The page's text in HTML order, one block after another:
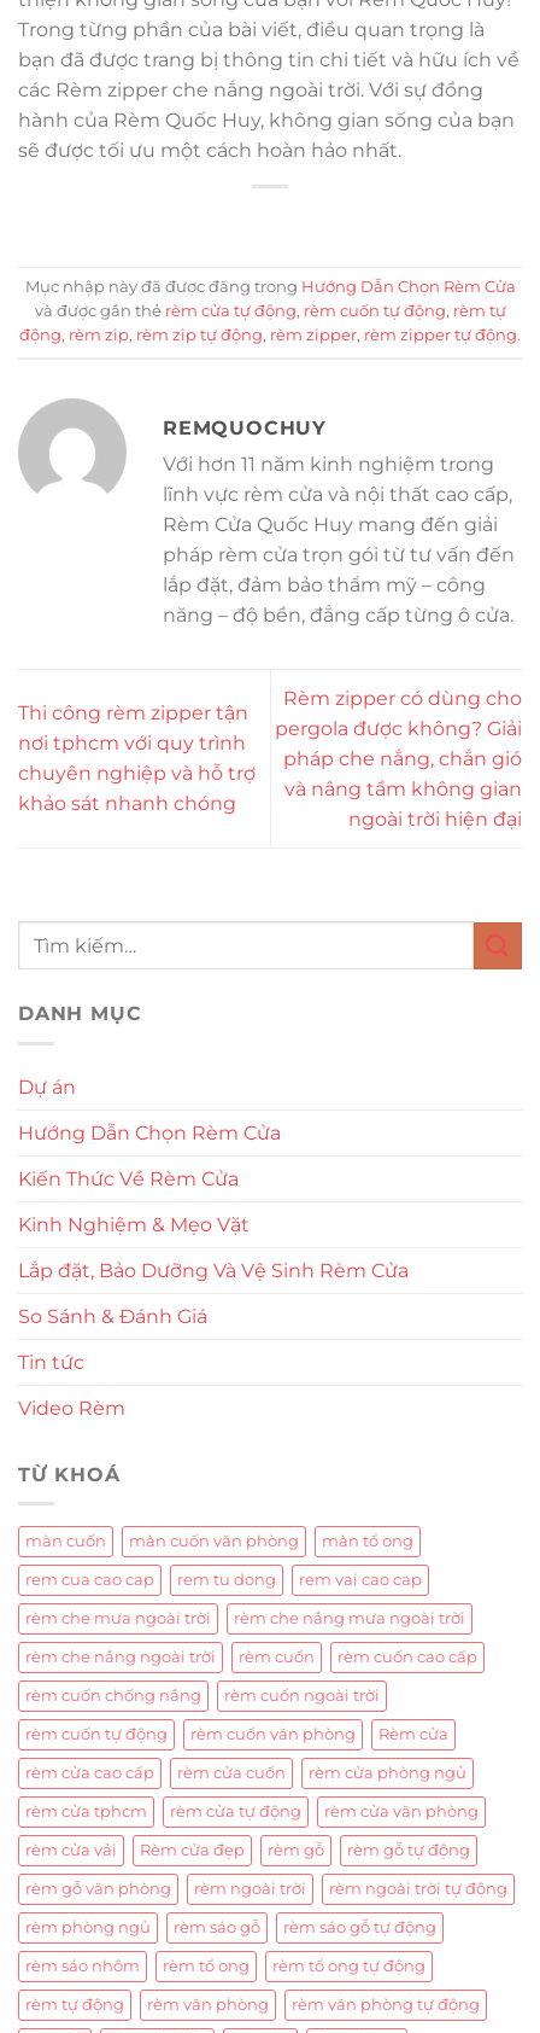
Trong từng phần của bài viết, điều quan trọng là
bạn đã được trang bị thông tin chi tiết và hữu ích về
các Rèm zipper che nắng ngoài trời. Với sự đồng
hành của Rèm Quốc Huy, không gian sống của bạn
sẽ được tối ưu một cách hoàn hảo nhất.
Mục nhập này đã được đăng trong Hướng Dẫn Chọn Rèm Cửa
và được gắn thẻ rèm cửa tự động, rèm cuốn tự động, rèm tự
động, rèm zip, rèm zip tự động, rèm zipper, rèm zipper tự động.
REMQUOCHUY
Với hơn 11 năm kinh nghiệm trong
lĩnh vực rèm cửa và nội thất cao cấp,
Rèm Cửa Quốc Huy mang đến giải
pháp rèm cửa trọn gói từ tư vấn đến
lắp đặt, đảm bảo thẩm mỹ – công
năng – độ bền, đẳng cấp từng ô cửa.
Thi công rèm zipper tận
nơi tphcm với quy trình
chuyên nghiệp và hỗ trợ
khảo sát nhanh chóng
Rèm zipper có dùng cho
pergola được không? Giải
pháp che nắng, chắn gió
và nâng tầm không gian
ngoài trời hiện đại
DANH MỤC
Dự án
Hướng Dẫn Chọn Rèm Cửa
Kiến Thức Về Rèm Cửa
Kinh Nghiệm & Mẹo Vặt
Lắp đặt, Bảo Dưỡng Và Vệ Sinh Rèm Cửa
So Sánh & Đánh Giá
Tin tức
Video Rèm
TỪ KHOÁ
màn cuốn màn cuốn văn phòng màn tổ ong
rem cua cao cap rem tu dong rem vai cao cap
rèm che mưa ngoài trời rèm che nắng mưa ngoài trời
rèm che nắng ngoài trời rèm cuốn rèm cuốn cao cấp
rèm cuốn chống nắng rèm cuốn ngoài trời
rèm cuốn tự động rèm cuốn văn phòng Rèm cửa
rèm cửa cao cấp rèm cửa cuốn rèm cửa phòng ngủ
rèm cửa tphcm rèm cửa tự động rèm cửa văn phòng
rèm cửa vải Rèm cửa đẹp rèm gỗ rèm gỗ tự động
rèm gỗ văn phòng rèm ngoài trời rèm ngoài trời tự động
rèm phòng ngủ rèm sáo gỗ rèm sáo gỗ tự động
rèm sáo nhôm rèm tổ ong rèm tổ ong tự động
rèm tự động rèm văn phòng rèm văn phòng tự động